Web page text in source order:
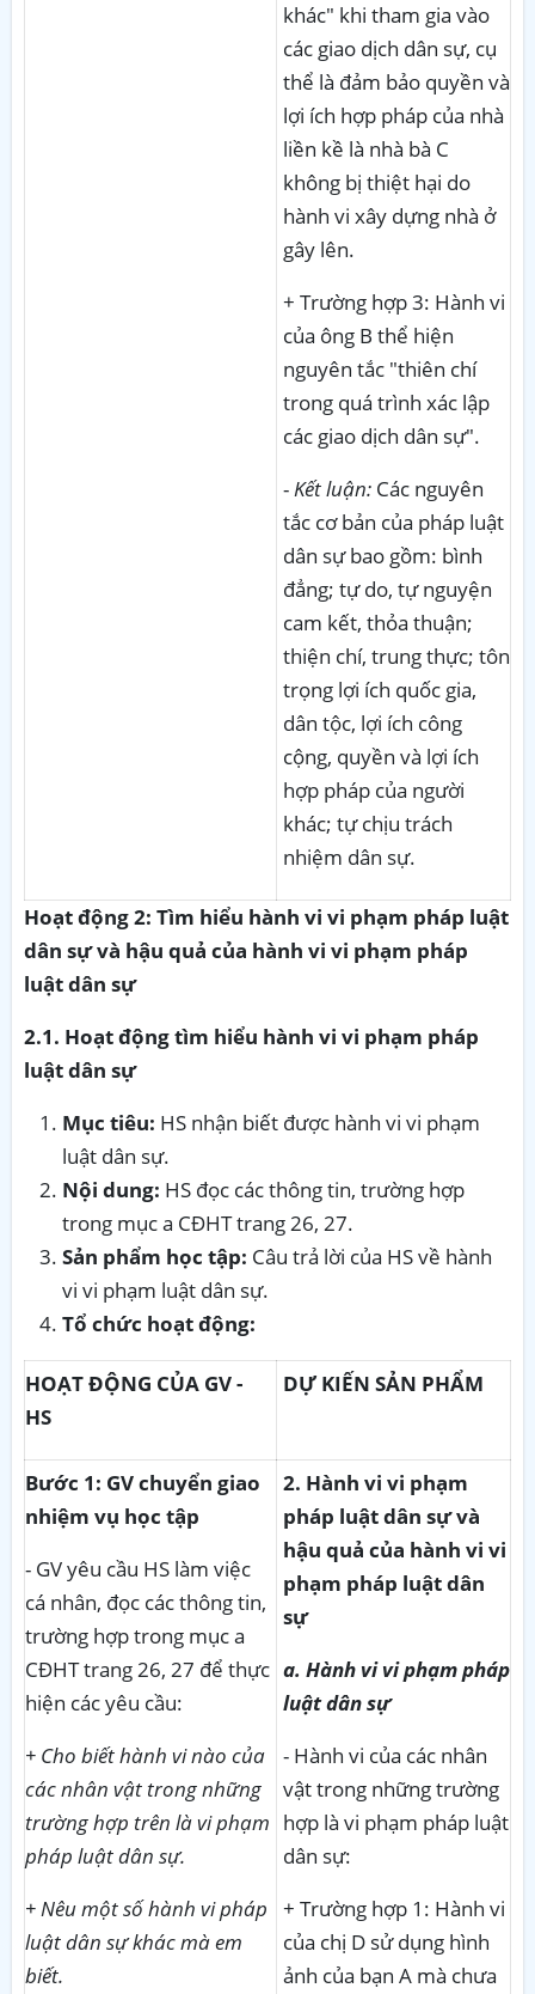
khác" khi tham gia vào
các giao dịch dân sự, cụ
thể là đảm bảo quyền và
lợi ích hợp pháp của nhà
liền kề là nhà bà C
không bị thiệt hại do
hành vi xây dựng nhà ở
gây lên.
+ Trường hợp 3: Hành vi
của ông B thể hiện
nguyên tắc "thiên chí
trong quá trình xác lập
các giao dịch dân sự".
-Kết luận: Các nguyên
tắc cơ bản của pháp luật
dân sự bao gồm: bình
đẳng; tự do, tự nguyện
cam kết, thỏa thuận;
thiện chí, trung thực; tôn
trọng lợi ích quốc gia,
dân tộc, lợi ích công
cộng, quyền và lợi ích
hợp pháp của người
khác; tự chịu trách
nhiệm dân sự.
Hoạt động 2: Tìm hiểu hành vi vi phạm pháp luật
dân sự và hậu quả của hành vi vi phạm pháp
luật dân sự
2.1. Hoạt động tìm hiểu hành vi vi phạm pháp
luật dân sự
Mục tiêu: HS nhận biết được hành vi vi phạm
luật dân sự.
Nội dung: HS đọc các thông tin, trường hợp
trong mục a CĐHT trang 26, 27.
Sản phẩm học tập: Câu trả lời của HS về hành
vi vi phạm luật dân sự.
Tổ chức hoạt động:
HOẠT ĐỘNG CỦA GV -
HS
DỰ KIẾN SẢN PHẨM
Bước 1: GV chuyển giao
nhiệm vụ học tập
- GV yêu cầu HS làm việc
cá nhân, đọc các thông tin,
trường hợp trong mục a
CĐHT trang 26, 27 để thực
hiện các yêu cầu:
+ Cho biết hành vi nào của
các nhân vật trong những
trường hợp trên là vi phạm
pháp luật dân sự.
+ Nêu một số hành vi pháp
luật dân sự khác mà em
biết.
2. Hành vi vi phạm
pháp luật dân sự và
hậu quả của hành vi vi
phạm pháp luật dân
sự
a. Hành vi vi phạm pháp
luật dân sự
- Hành vi của các nhân
vật trong những trường
hợp là vi phạm pháp luật
dân sự:
+ Trường hợp 1: Hành vi
của chị D sử dụng hình
ảnh của bạn A mà chưa